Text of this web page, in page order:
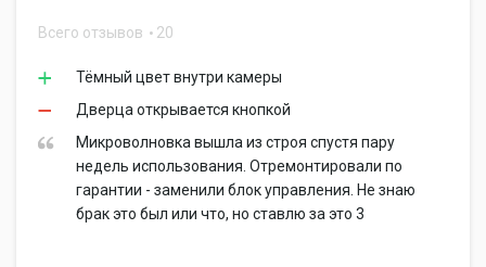
Всего отзывов 20
Тёмный цвет внутри камеры
Дверца открывается кнопкой
Микроволновка вышла из строя спустя пару
недель использования. Отремонтировали по
гарантии - заменили блок управления. Не знаю
брак это был или что, но ставлю за это 3